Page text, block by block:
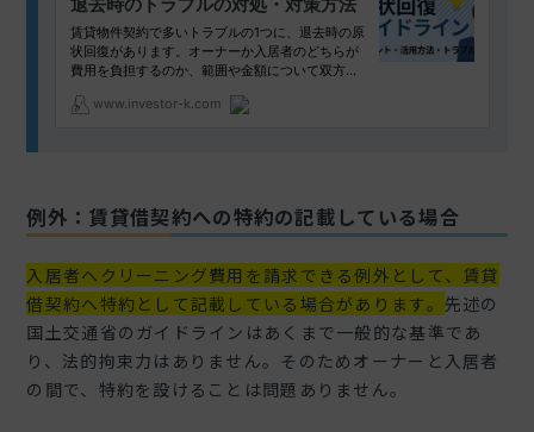
例外：賃貸借契約への特約の記載している場合
入居者へクリーニング費用を請求できる例外として、賃貸
借契約へ特約として記載している場合があります。 先述の
国土交通省のガイドラインはあくまで一般的な基準であ
り、法的拘束力はありません。そのためオーナーと入居者
の間で、特約を設けることは問題ありません。